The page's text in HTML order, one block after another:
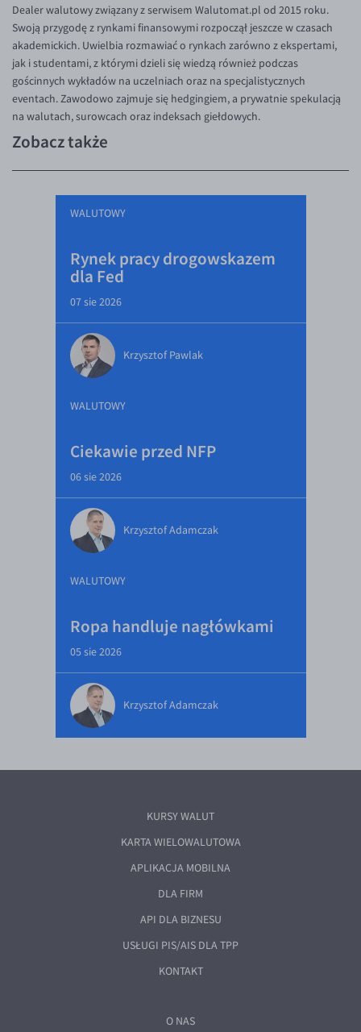
Dealer walutowy związany z serwisem Walutomat.pl od 2015 roku.
Swoją przygodę z rynkami finansowymi rozpoczął jeszcze w czasach
akademickich. Uwielbia rozmawiać o rynkach zarówno z ekspertami,
jak i studentami, z którymi dzieli się wiedzą również podczas
gościnnych wykładów na uczelniach oraz na specjalistycznych
eventach. Zawodowo zajmuje się hedgingiem, a prywatnie spekulacją
na walutach, surowcach oraz indeksach giełdowych.
Zobacz także
WALUTOWY
Rynek pracy drogowskazem
dla Fed
07 sie 2026
Krzysztof Pawlak
WALUTOWY
Ciekawie przed NFP
06 sie 2026
Krzysztof Adamczak
WALUTOWY
Ropa handluje nagłówkami
05 sie 2026
Krzysztof Adamczak
KURSY WALUT
KARTA WIELOWALUTOWA
APLIKACJA MOBILNA
DLA FIRM
API DLA BIZNESU
USŁUGI PIS/AIS DLA TPP
KONTAKT
O NAS